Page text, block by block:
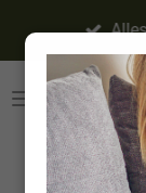
direct
de
hoofdinhoud